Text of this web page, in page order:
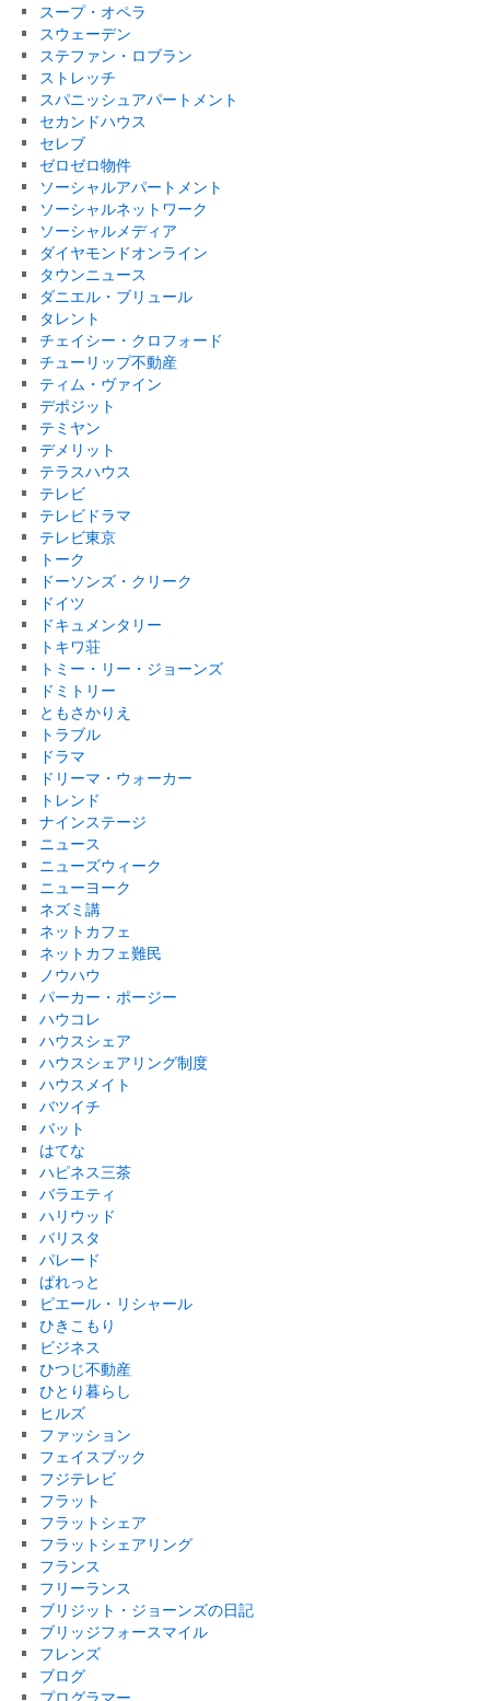
スープ・オペラ
スウェーデン
ステファン・ロブラン
ストレッチ
スパニッシュアパートメント
セカンドハウス
セレブ
ゼロゼロ物件
ソーシャルアパートメント
ソーシャルネットワーク
ソーシャルメディア
ダイヤモンドオンライン
タウンニュース
ダニエル・ブリュール
タレント
チェイシー・クロフォード
チューリップ不動産
ティム・ヴァイン
デポジット
テミヤン
デメリット
テラスハウス
テレビ
テレビドラマ
テレビ東京
トーク
ドーソンズ・クリーク
ドイツ
ドキュメンタリー
トキワ荘
トミー・リー・ジョーンズ
ドミトリー
ともさかりえ
トラブル
ドラマ
ドリーマ・ウォーカー
トレンド
ナインステージ
ニュース
ニューズウィーク
ニューヨーク
ネズミ講
ネットカフェ
ネットカフェ難民
ノウハウ
パーカー・ポージー
ハウコレ
ハウスシェア
ハウスシェアリング制度
ハウスメイト
バツイチ
バット
はてな
ハピネス三茶
バラエティ
ハリウッド
バリスタ
パレード
ぱれっと
ピエール・リシャール
ひきこもり
ビジネス
ひつじ不動産
ひとり暮らし
ヒルズ
ファッション
フェイスブック
フジテレビ
フラット
フラットシェア
フラットシェアリング
フランス
フリーランス
ブリジット・ジョーンズの日記
ブリッジフォースマイル
フレンズ
ブログ